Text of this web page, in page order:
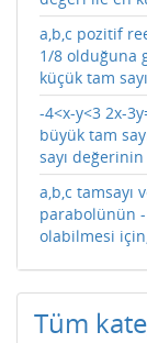
a,b,c pozitif
1/8 olduğuna
küçük tam
-4<x-y<3 2x-
büyük tam
sayı değerinin
a,b,c tamsayı
parabolünün -
olabilmesi
Tüm